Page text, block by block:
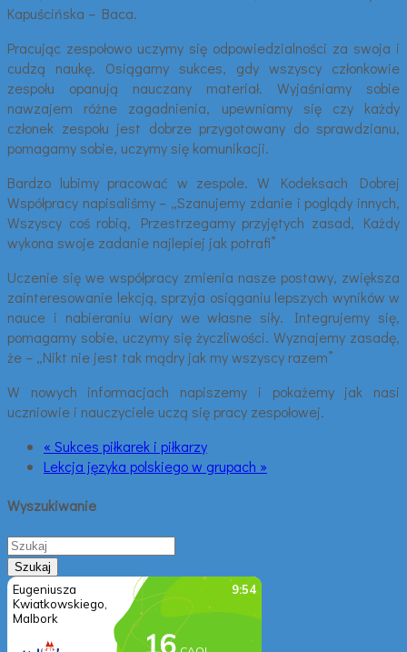
Kapuścińska – Baca.
Pracując zespołowo uczymy się odpowiedzialności za swoja i
cudzą naukę. Osiągamy sukces, gdy wszyscy członkowie
zespołu opanują nauczany materiał. Wyjaśniamy sobie
nawzajem różne zagadnienia, upewniamy się czy każdy
członek zespołu jest dobrze przygotowany do sprawdzianu,
pomagamy sobie, uczymy się komunikacji.
Bardzo lubimy pracować w zespole. W Kodeksach Dobrej
Współpracy napisaliśmy – „Szanujemy zdanie i poglądy innych,
Wszyscy coś robią, Przestrzegamy przyjętych zasad, Każdy
wykona swoje zadanie najlepiej jak potrafi”
Uczenie się we współpracy zmienia nasze postawy, zwiększa
zainteresowanie lekcją, sprzyja osiąganiu lepszych wyników w
nauce i nabieraniu wiary we własne siły. Integrujemy się,
pomagamy sobie, uczymy się życzliwości. Wyznajemy zasadę,
że – „Nikt nie jest tak mądry jak my wszyscy razem”
W nowych informacjach napiszemy i pokażemy jak nasi
uczniowie i nauczyciele uczą się pracy zespołowej.
« Sukces piłkarek i piłkarzy
Lekcja języka polskiego w grupach »
Wyszukiwanie